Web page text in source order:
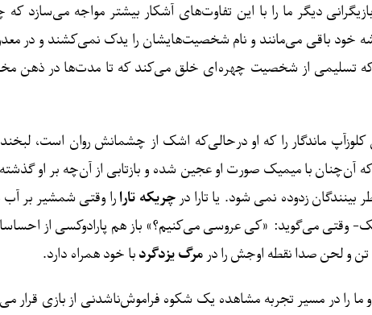
دیگر ما را با این تفاوت‌های آشکار بیشتر مواجه می‌سازد
خود باقی می‌مانند و نام شخصیت‌هایشان را یدک نمی‌کشند و در
تسلیمی از شخصیت چهره‌ای خلق می‌کند که تا مدت‌ها در ذهن
کلوزآپ ماندگار را که او درحالی‌که اشک از چشمانش روان است،
با میمیک صورت او عجین شده و بازتابی از آن‌چه بر او
زدوده نمی شود. یا تارا درچریکه تارا را وقتی شمشیر بر آب
وقتی می‌گوید: «کی عروسی می‌کنیم؟» باز هم پارادوکسی از
تن و لحن صدا نقطه اوجش را در مرگ یزدگرد با خود همراه دارد.
را در مسیر تجربه مشاهده یک شکوه فراموش‌ناشدنی از بازی قرار